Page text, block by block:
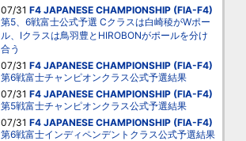
07/31 F4 JAPANESE CHAMPIONSHIP (FIA-F4)
第5、6戦富士公式予選 Cクラスは白崎稜がWポー
ル、Iクラスは鳥羽豊とHIROBONがポールを分け
合う
07/31 F4 JAPANESE CHAMPIONSHIP (FIA-F4)
第6戦富士チャンピオンクラス公式予選結果
07/31 F4 JAPANESE CHAMPIONSHIP (FIA-F4)
第5戦富士チャンピオンクラス公式予選結果
07/31 F4 JAPANESE CHAMPIONSHIP (FIA-F4)
第6戦富士インディペンデントクラス公式予選結果